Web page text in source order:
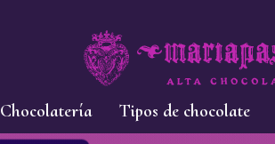
Chocolatería Tipos de chocolate